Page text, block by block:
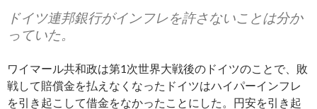
ドイツ連邦銀行がインフレを許さないことは分か
っていた。
ワイマール共和政は第1次世界大戦後のドイツのことで、敗
戦して賠償金を払えなくなったドイツはハイパーインフレ
を引き起こして借金をなかったことにした。円安を引き起